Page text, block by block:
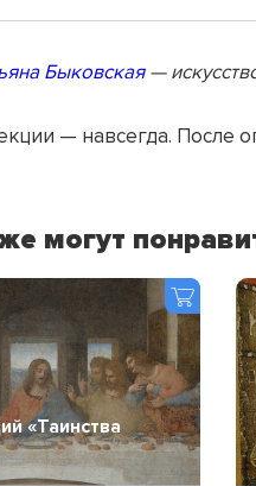
Быковская—
— навсегда. После
могут
«Таинства